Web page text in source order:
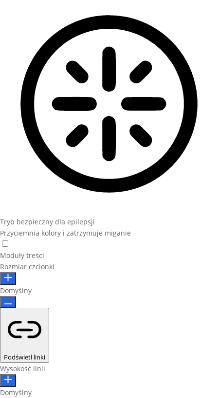
Tryb bezpieczny dla epilepsji
Przyciemnia kolory i zatrzymuje miganie
Moduły treści
Rozmiar czcionki
Domyślny
Podświetl linki
Wysokość linii
Domyślny